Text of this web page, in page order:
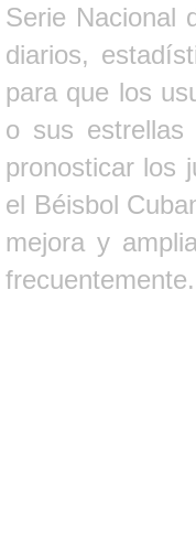
Serie Nacional
diarios,
para que los
o sus estrellas
pronosticar los
el Béisbol
mejora y
frecuentemente.